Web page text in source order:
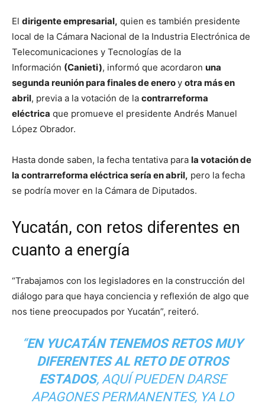
El dirigente empresarial, quien es también presidente
local de la Cámara Nacional de la Industria Electrónica de
Telecomunicaciones y Tecnologías de la
Información (Canieti), informó que acordaron una
segunda reunión para finales de eneroy otra más en
abril, previa a la votación de la contrarreforma
eléctrica que promueve el presidente Andrés Manuel
López Obrador.
Hasta donde saben, la fecha tentativa para la votación de
la contrarreforma eléctrica sería en abril, pero la fecha
se podría mover en la Cámara de Diputados.
Yucatán, con retos diferentes en
cuanto a energía
“Trabajamos con los legisladores en la construcción del
diálogo para que haya conciencia y reflexión de algo que
nos tiene preocupados por Yucatán”, reiteró.
“EN YUCATÁN TENEMOS RETOS MUY
DIFERENTES AL RETO DE OTROS
ESTADOS, AQUÍ PUEDEN DARSE
APAGONES PERMANENTES, YA LO